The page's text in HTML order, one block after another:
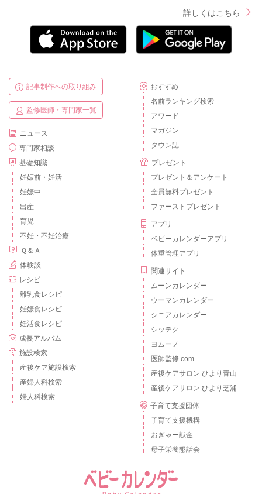
詳しくはこちら
記事制作への取り組み
監修医師・専門家一覧
ニュース
専門家相談
基礎知識
妊娠前・妊活
妊娠中
出産
育児
不妊・不妊治療
Ｑ＆Ａ
体験談
レシピ
離乳食レシピ
妊娠食レシピ
妊活食レシピ
成長アルバム
施設検索
産後ケア施設検索
産婦人科検索
婦人科検索
おすすめ
名前ランキング検索
アワード
マガジン
タウン誌
プレゼント
プレゼント＆アンケート
全員無料プレゼント
ファーストプレゼント
アプリ
ベビーカレンダーアプリ
体重管理アプリ
関連サイト
ムーンカレンダー
ウーマンカレンダー
シニアカレンダー
シッテク
ヨムーノ
医師監修.com
産後ケアサロン ひより青山
産後ケアサロン ひより芝浦
子育て支援団体
子育て支援機構
おぎゃー献金
母子栄養懇話会